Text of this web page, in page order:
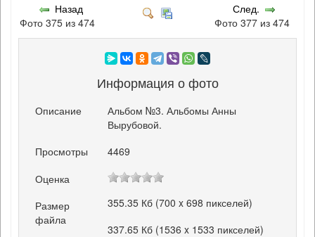
Назад
Фото 375 из 474
След.
Фото 377 из 474
Информация о фото
Описание
Альбом №3. Альбомы Анны
Вырубовой.
Просмотры
4469
Оценка
Размер
файла
355.35 Кб (700 x 698 пикселей)
337.65 Кб (1536 x 1533 пикселей)